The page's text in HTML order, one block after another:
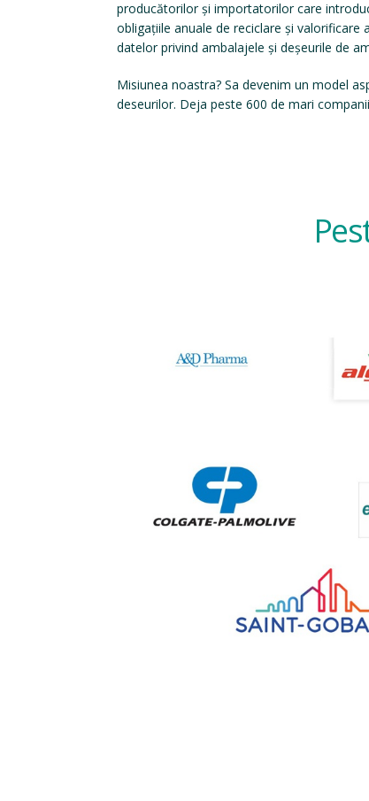
producătorilor și importatorilor care
obligațiile anuale de reciclare și
datelor privind ambalajele și deșeurile de
Misiunea noastra? Sa devenim un model
deseurilor. Deja peste 600 de mari